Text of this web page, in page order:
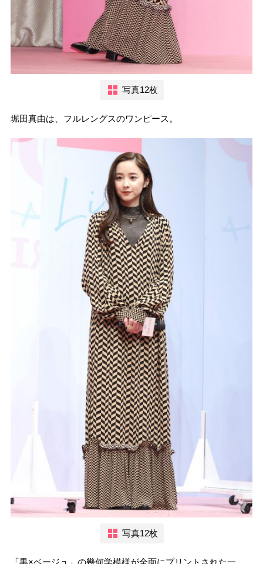
写真12枚
堀田真由は、フルレングスのワンピース。
写真12枚
「黒×ベージュ」の幾何学模様が全面にプリントされた一